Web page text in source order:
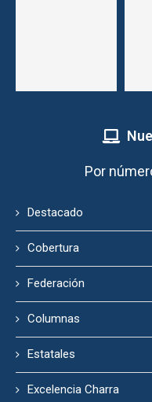
Por
Destacado
Cobertura
Federación
Columnas
Estatales
Excelencia Charra